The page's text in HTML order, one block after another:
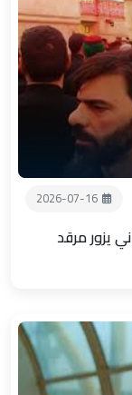
2026-07-16
يزور مرقد